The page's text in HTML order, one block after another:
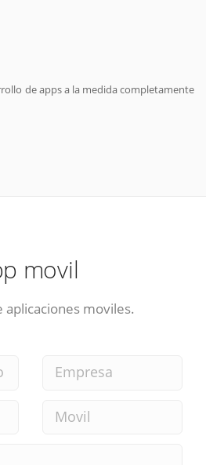
de apps a la medida completamente
movil
moviles.